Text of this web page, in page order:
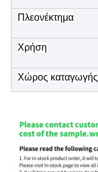
Πλεονέκτημα
Χρήση
Χώρος καταγωγής